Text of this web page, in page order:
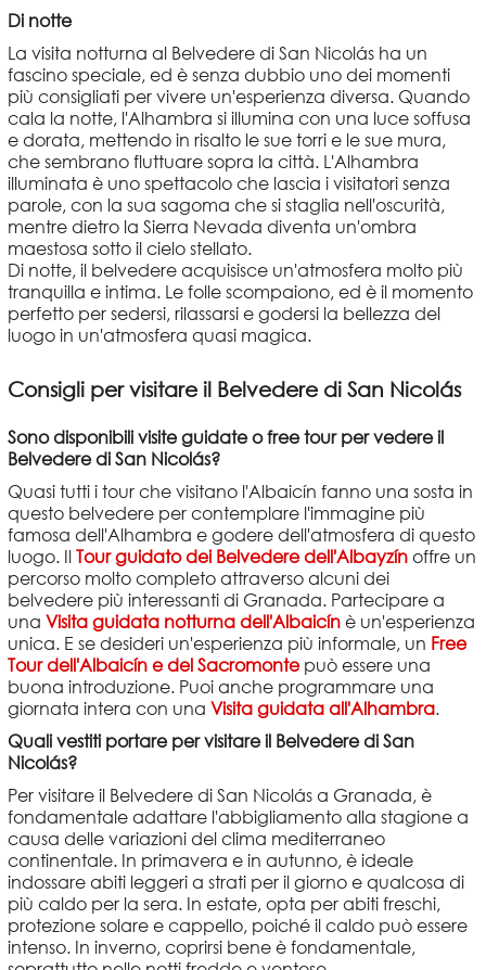
Di notte
La visita notturna al Belvedere di San Nicolás ha un
fascino speciale, ed è senza dubbio uno dei momenti
più consigliati per vivere un'esperienza diversa. Quando
cala la notte, l'Alhambra si illumina con una luce soffusa
e dorata, mettendo in risalto le sue torri e le sue mura,
che sembrano fluttuare sopra la città. L'Alhambra
illuminata è uno spettacolo che lascia i visitatori senza
parole, con la sua sagoma che si staglia nell'oscurità,
mentre dietro la Sierra Nevada diventa un'ombra
maestosa sotto il cielo stellato.
Di notte, il belvedere acquisisce un'atmosfera molto più
tranquilla e intima. Le folle scompaiono, ed è il momento
perfetto per sedersi, rilassarsi e godersi la bellezza del
luogo in un'atmosfera quasi magica.
Consigli per visitare il Belvedere di San Nicolás
Sono disponibili visite guidate o free tour per vedere il
Belvedere di San Nicolás?
Quasi tutti i tour che visitano l'Albaicín fanno una sosta in
questo belvedere per contemplare l'immagine più
famosa dell'Alhambra e godere dell'atmosfera di questo
luogo. Il Tour guidato dei Belvedere dell'Albayzínoffre un
percorso molto completo attraverso alcuni dei
belvedere più interessanti di Granada. Partecipare a
una Visita guidata notturna dell'Albaicínè un'esperienza
unica. E se desideri un'esperienza più informale, un Free
Tour dell'Albaicín e del Sacromontepuò essere una
buona introduzione. Puoi anche programmare una
giornata intera con una Visita guidata all'Alhambra.
Quali vestiti portare per visitare il Belvedere di San
Nicolás?
Per visitare il Belvedere di San Nicolás a Granada, è
fondamentale adattare l'abbigliamento alla stagione a
causa delle variazioni del clima mediterraneo
continentale. In primavera e in autunno, è ideale
indossare abiti leggeri a strati per il giorno e qualcosa di
più caldo per la sera. In estate, opta per abiti freschi,
protezione solare e cappello, poiché il caldo può essere
intenso. In inverno, coprirsi bene è fondamentale,